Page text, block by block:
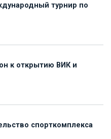
турнир по
к открытию ВИК и
спорткомплекса